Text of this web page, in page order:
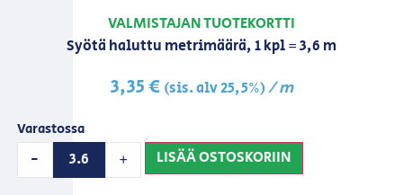
VALMISTAJAN TUOTEKORTTI
Syötä haluttu metrimäärä, 1 kpl = 3,6 m
3,35€ (sis. alv 25,5%)/ m
Varastossa
- + LISÄÄ OSTOSKORIIN